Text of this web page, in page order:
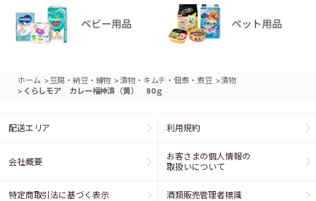
ホーム >豆腐・納豆・練物 >漬物・キムチ・佃煮・煮豆 >漬物
> くらしモア カレー福神漬（黄） 90ｇ
配送エリア 利用規約
会社概要
お客さまの個人情報の
取扱いについて
特定商取引法に基づく表示 酒類販売管理者標識